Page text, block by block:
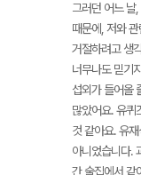
그러던 어느 날
때문에, 저와
거절하려고 생
너무나도 믿기
섭외가 들어올
많았어요. 유퀴
것 같아요. 유
아니었습니다.
간 술집에서 같